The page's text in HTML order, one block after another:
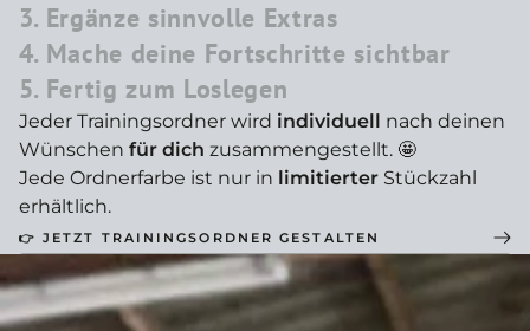
3. Ergänze sinnvolle Extras
4. Mache deine Fortschritte sichtbar
5. Fertig zum Loslegen
Jeder Trainingsordner wird individuell nach deinen
Wünschen für dich zusammengestellt. 🤩
Jede Ordnerfarbe ist nur in limitierterStückzahl
erhältlich.
👉 JETZT TRAININGSORDNER GESTALTEN